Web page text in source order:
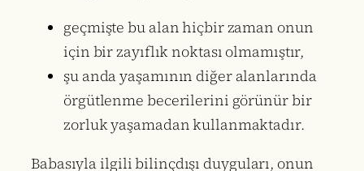
geçmişte bu alan hiçbir zaman onun
için bir zayıflık noktası olmamıştır,
şu anda yaşamının diğer alanlarında
örgütlenme becerilerini görünür bir
zorluk yaşamadan kullanmaktadır.
Babasıyla ilgili bilinçdışı duyguları, onun